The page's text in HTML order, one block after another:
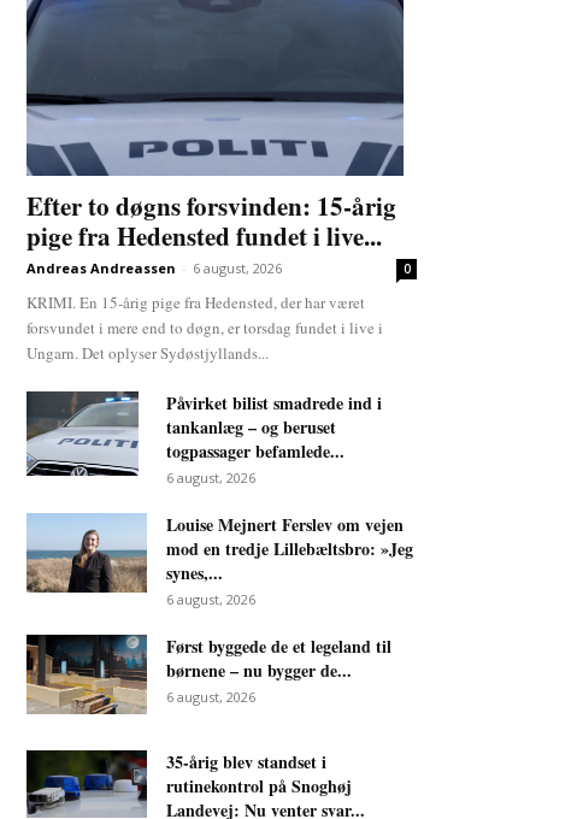
Efter to døgns forsvinden: 15-årig
pige fra Hedensted fundet i live...
Andreas Andreassen - 6 august, 2026 0
KRIMI. En 15-årig pige fra Hedensted, der har været
forsvundet i mere end to døgn, er torsdag fundet i live i
Ungarn. Det oplyser Sydøstjyllands...
Påvirket bilist smadrede ind i
tankanlæg – og beruset
togpassager befamlede...
6 august, 2026
Louise Mejnert Ferslev om vejen
mod en tredje Lillebæltsbro: »Jeg
synes,...
6 august, 2026
Først byggede de et legeland til
børnene – nu bygger de...
6 august, 2026
35-årig blev standset i
rutinekontrol på Snoghøj
Landevej: Nu venter svar...